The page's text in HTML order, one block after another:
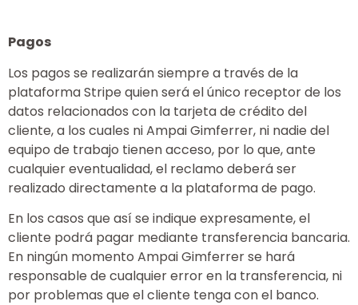
Pagos
Los pagos se realizarán siempre a través de la
plataforma Stripe quien será el único receptor de los
datos relacionados con la tarjeta de crédito del
cliente, a los cuales ni Ampai Gimferrer, ni nadie del
equipo de trabajo tienen acceso, por lo que, ante
cualquier eventualidad, el reclamo deberá ser
realizado directamente a la plataforma de pago.
En los casos que así se indique expresamente, el
cliente podrá pagar mediante transferencia bancaria.
En ningún momento Ampai Gimferrer se hará
responsable de cualquier error en la transferencia, ni
por problemas que el cliente tenga con el banco.